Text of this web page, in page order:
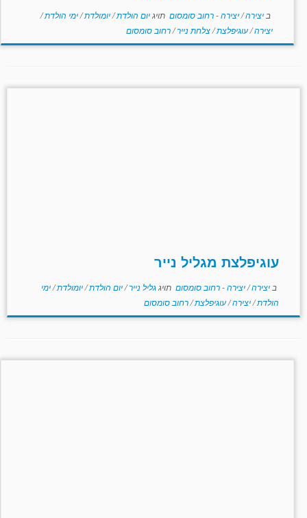
ב יצירה/יצירה - רחוב סומסום תויגיום הולדת/יומולדת/ימי הולדת/
יצירה/עוגיפלצת/צלחת נייר/רחוב סומסום
עוגיפלצת מגליל נייר
ב יצירה/יצירה - רחוב סומסום תויגגליל נייר/יום הולדת/יומולדת/ימי
הולדת/יצירה/עוגיפלצת/רחוב סומסום